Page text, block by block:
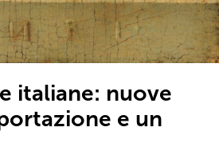
italiane: nuove
e un